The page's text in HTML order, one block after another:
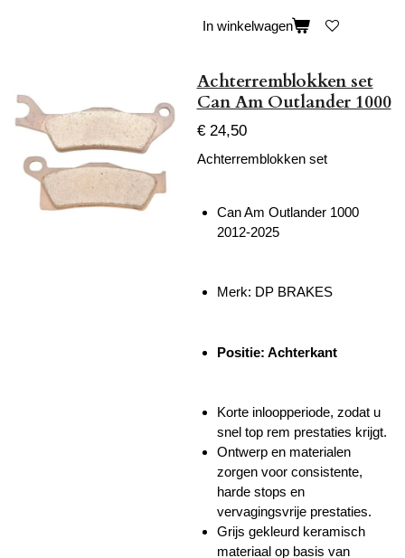
In winkelwagen
Achterremblokken set
Can Am Outlander 1000
€ 24,50
Achterremblokken set
Can Am Outlander 1000
2012-2025
Merk: DP BRAKES
Positie: Achterkant
Korte inloopperiode, zodat u
snel top rem prestaties krijgt.
Ontwerp en materialen
zorgen voor consistente,
harde stops en
vervagingsvrije prestaties.
Grijs gekleurd keramisch
materiaal op basis van